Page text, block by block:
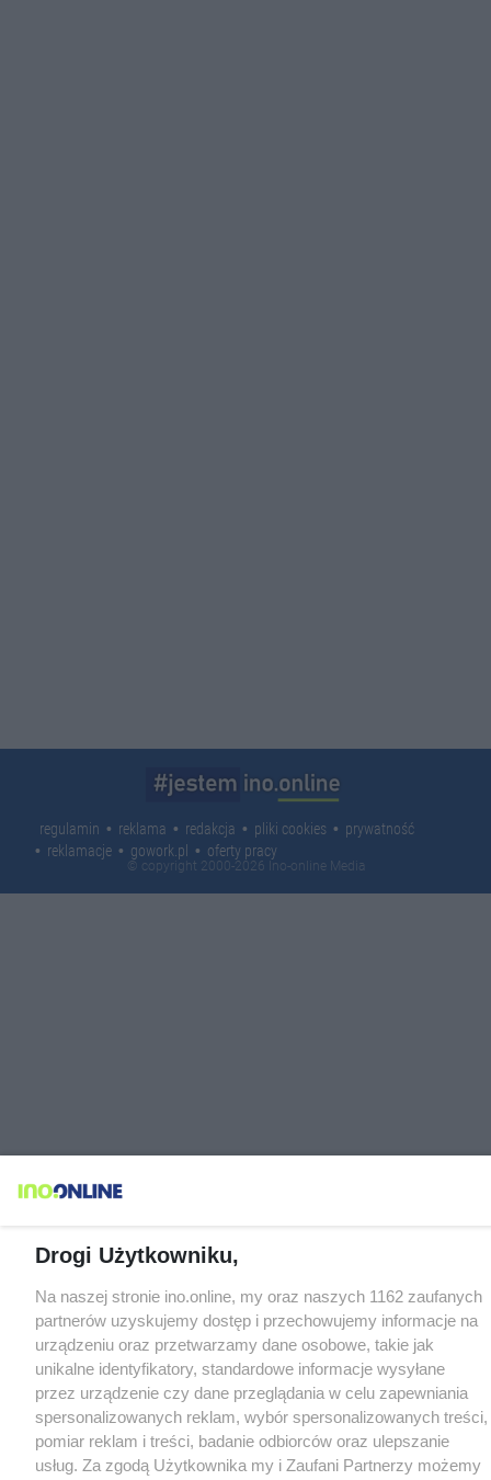
regulamin reklama redakcja pliki cookies
prywatność
reklamacje
gowork.pl oferty pracy
© copyright 2000-2026 Ino-online Media
Drogi Użytkowniku,
Na naszej stronie ino.online, my oraz naszych 1162 zaufanych
partnerów uzyskujemy dostęp i przechowujemy informacje na
urządzeniu oraz przetwarzamy dane osobowe, takie jak
unikalne identyfikatory, standardowe informacje wysyłane
przez urządzenie czy dane przeglądania w celu zapewniania
spersonalizowanych reklam, wybór spersonalizowanych treści,
pomiar reklam i treści, badanie odbiorców oraz ulepszanie
usług. Za zgodą Użytkownika my i Zaufani Partnerzy możemy